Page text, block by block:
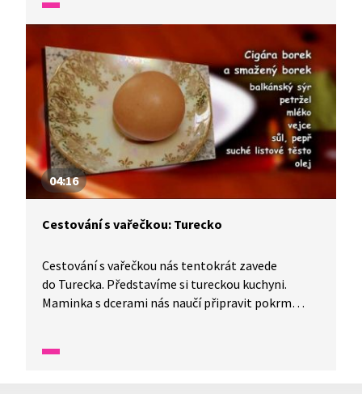
04:16
Cestování s vařečkou: Turecko
Cestování s vařečkou nás tentokrát zavede
do Turecka. Představíme si tureckou kuchyni.
Maminka s dcerami nás naučí připravit pokrm
důležité momenty.